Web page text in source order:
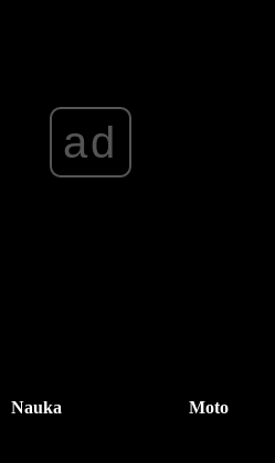
ad
Nauka Moto